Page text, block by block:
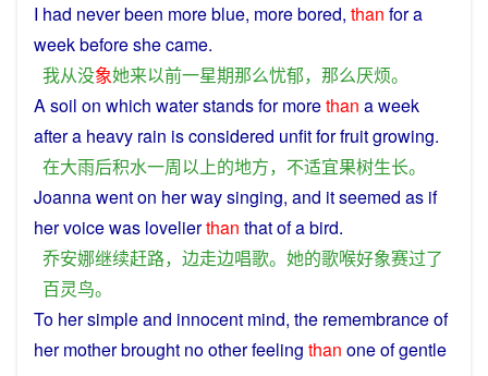
I had neverbeen moreblue, morebored, than fora
weekbeforeshecame.
我从没象她来以前一星期那么忧郁， 那么厌烦。
Asoil on which waterstands formorethan aweek
aftera heavy rain isconsidered unfitforfruitgrowing.
在大雨后积水一周以上的地方， 不适宜果树生长。
Joannawenton herwaysinging, and itseemed as if
hervoicewas lovelierthan thatofabird.
乔安娜继续赶路， 边走边唱歌。 她的歌喉好象赛过了
百灵鸟。
To hersimpleand innocent mind, the remembranceof
her motherbrought no other feeling than oneofgentle